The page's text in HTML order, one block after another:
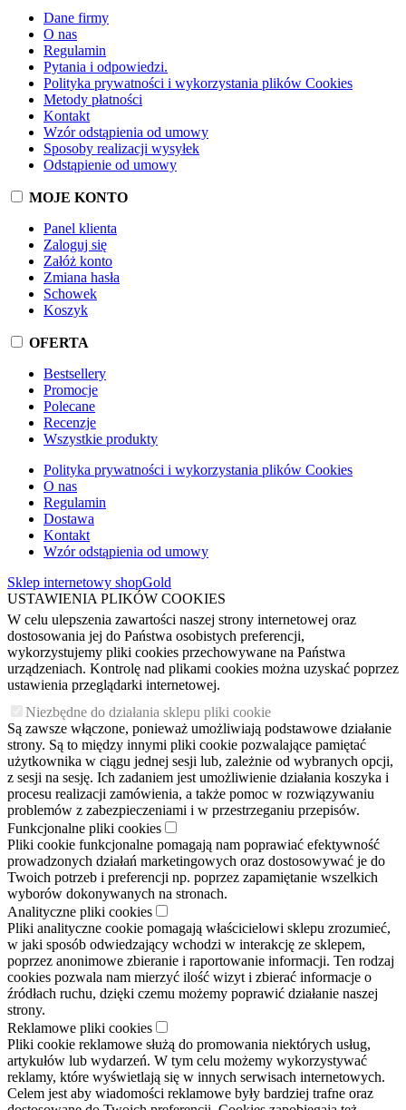
Dane firmy
O nas
Regulamin
Pytania i odpowiedzi.
Polityka prywatności i wykorzystania plików Cookies
Metody płatności
Kontakt
Wzór odstąpienia od umowy
Sposoby realizacji wysyłek
Odstąpienie od umowy
MOJE KONTO
Panel klienta
Zaloguj się
Załóż konto
Zmiana hasła
Schowek
Koszyk
OFERTA
Bestsellery
Promocje
Polecane
Recenzje
Wszystkie produkty
Polityka prywatności i wykorzystania plików Cookies
O nas
Regulamin
Dostawa
Kontakt
Wzór odstąpienia od umowy
Sklep internetowy shopGold
USTAWIENIA PLIKÓW COOKIES
W celu ulepszenia zawartości naszej strony internetowej oraz
dostosowania jej do Państwa osobistych preferencji,
wykorzystujemy pliki cookies przechowywane na Państwa
urządzeniach. Kontrolę nad plikami cookies można uzyskać poprzez
ustawienia przeglądarki internetowej.
Niezbędne do działania sklepu pliki cookie
Są zawsze włączone, ponieważ umożliwiają podstawowe działanie
strony. Są to między innymi pliki cookie pozwalające pamiętać
użytkownika w ciągu jednej sesji lub, zależnie od wybranych opcji,
z sesji na sesję. Ich zadaniem jest umożliwienie działania koszyka i
procesu realizacji zamówienia, a także pomoc w rozwiązywaniu
problemów z zabezpieczeniami i w przestrzeganiu przepisów.
Funkcjonalne pliki cookies
Pliki cookie funkcjonalne pomagają nam poprawiać efektywność
prowadzonych działań marketingowych oraz dostosowywać je do
Twoich potrzeb i preferencji np. poprzez zapamiętanie wszelkich
wyborów dokonywanych na stronach.
Analityczne pliki cookies
Pliki analityczne cookie pomagają właścicielowi sklepu zrozumieć,
w jaki sposób odwiedzający wchodzi w interakcję ze sklepem,
poprzez anonimowe zbieranie i raportowanie informacji. Ten rodzaj
cookies pozwala nam mierzyć ilość wizyt i zbierać informacje o
źródłach ruchu, dzięki czemu możemy poprawić działanie naszej
strony.
Reklamowe pliki cookies
Pliki cookie reklamowe służą do promowania niektórych usług,
artykułów lub wydarzeń. W tym celu możemy wykorzystywać
reklamy, które wyświetlają się w innych serwisach internetowych.
Celem jest aby wiadomości reklamowe były bardziej trafne oraz